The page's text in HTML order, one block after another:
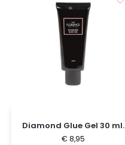
Diamond Glue Gel 30 ml.
€ 8,95